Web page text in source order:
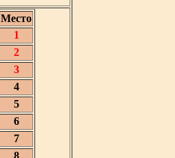
Место
1
2
3
4
5
6
7
8